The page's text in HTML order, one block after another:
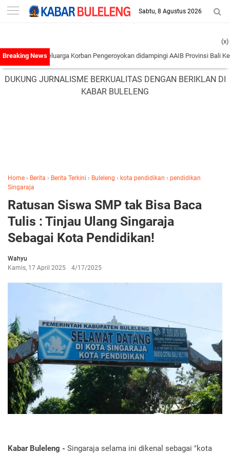
-->
Sabtu, 8 Agustus 2026
Keluarga Korban Pengeroyokan didampingi AAIB Provinsi Bali Ke Polres
(x)
DUKUNG JURNALISME BERKUALITAS DENGAN BERIKLAN DI
KABAR BULELENG
Home › Berita › Berita Terkini › Buleleng › kota pendidikan › pendidikan
Singaraja
Ratusan Siswa SMP tak Bisa Baca
Tulis : Tinjau Ulang Singaraja
Sebagai Kota Pendidikan!
Wahyu
Kamis, 17 April 2025
4/17/2025
Kabar Buleleng - Singaraja selama ini dikenal sebagai "kota